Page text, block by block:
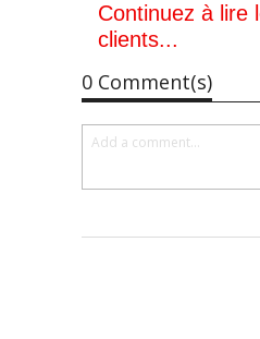
Continuez à lire
clients...
0 Comment(s)